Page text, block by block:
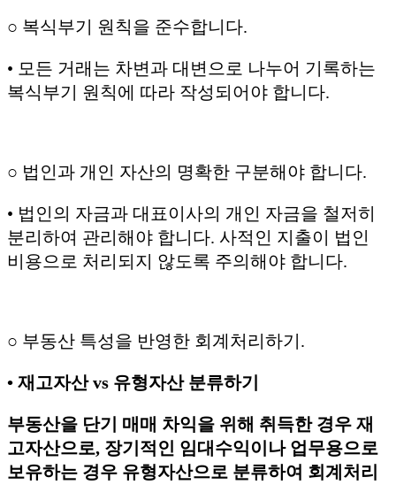
○ 복식부기 원칙을 준수합니다.
• 모든 거래는 차변과 대변으로 나누어 기록하는
복식부기 원칙에 따라 작성되어야 합니다.
○ 법인과 개인 자산의 명확한 구분해야 합니다.
• 법인의 자금과 대표이사의 개인 자금을 철저히
분리하여 관리해야 합니다. 사적인 지출이 법인
비용으로 처리되지 않도록 주의해야 합니다.
○ 부동산 특성을 반영한 회계처리하기.
• 재고자산 vs 유형자산 분류하기
부동산을 단기 매매 차익을 위해 취득한 경우 재
고자산으로, 장기적인 임대수익이나 업무용으로
보유하는 경우 유형자산으로 분류하여 회계처리